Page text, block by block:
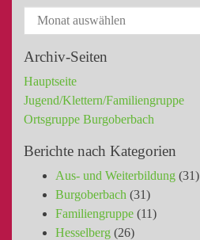
Archiv-Seiten
Hauptseite
Jugend/Klettern/Familiengruppe
Ortsgruppe Burgoberbach
Berichte nach Kategorien
Aus- und Weiterbildung (31)
Burgoberbach (31)
Familiengruppe (11)
Hesselberg (26)